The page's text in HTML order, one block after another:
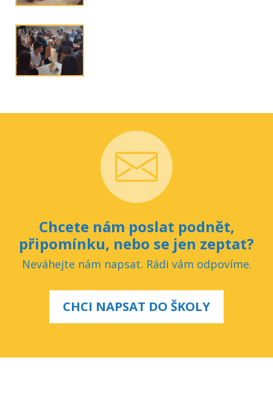
Chcete nám poslat podnět,
připomínku, nebo se jen zeptat?
Neváhejte nám napsat. Rádi vám odpovíme.
CHCI NAPSAT DO ŠKOLY